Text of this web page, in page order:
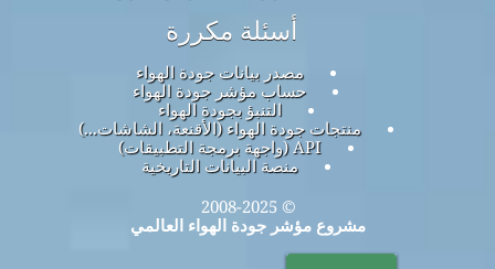
أسئلة مكررة
مصدر بيانات جودة الهواء
حساب مؤشر جودة الهواء
التنبؤ بجودة الهواء
منتجات جودة الهواء (الأقنعة، الشاشات...)
API (واجهة برمجة التطبيقات)
منصة البيانات التاريخية
© 2008-2025
مشروع مؤشر جودة الهواء العالمي